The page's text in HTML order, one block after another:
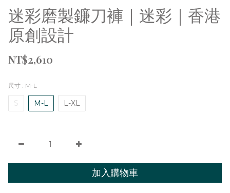
迷彩磨製鐮刀褲｜迷彩｜香港
原創設計
NT$2,610
尺寸 : M-L
S M-L L-XL
加入購物車